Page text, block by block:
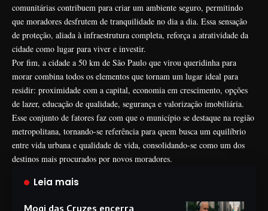
comunitárias contribuem para criar um ambiente seguro, permitindo
que moradores desfrutem de tranquilidade no dia a dia. Essa sensação
de proteção, aliada à infraestrutura completa, reforça a atratividade da
cidade como lugar para viver e investir.
Por fim, a cidade a 50 km de São Paulo que virou queridinha para
morar combina todos os elementos que tornam um lugar ideal para
residir: proximidade com a capital, economia em crescimento, opções
de lazer, educação de qualidade, segurança e valorização imobiliária.
Esse conjunto de fatores faz com que o município se destaque na região
metropolitana, tornando-se referência para quem busca um equilíbrio
entre vida urbana e qualidade de vida, consolidando-se como um dos
destinos mais procurados por novos moradores.
Leia mais
Mogi das Cruzes encerra